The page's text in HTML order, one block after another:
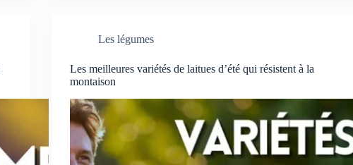
combien
cm
selon
le
matériau
Les légumes
Les meilleures variétés de laitues d’été qui résistent à la
montaison